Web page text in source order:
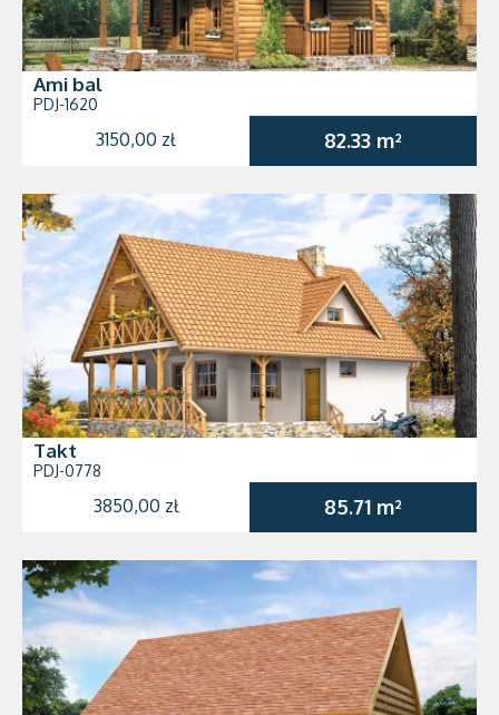
Ami bal
PDJ-1620
3150,00 zł 82.33 m²
Takt
PDJ-0778
3850,00 zł 85.71 m²